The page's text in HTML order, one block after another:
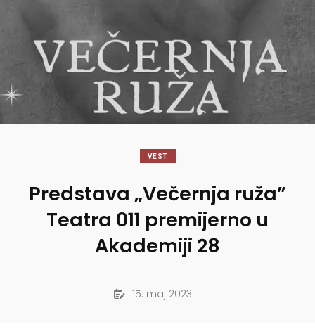
VEST
Predstava „Večernja ruža”
Teatra 011 premijerno u
Akademiji 28
15. maj 2023.